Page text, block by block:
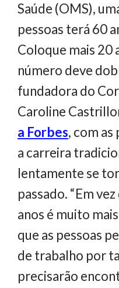
Saúde (OMS),
pessoas terá 60
Coloque mais 20
número deve
fundadora do
Caroline
a Forbes, com as
a carreira
lentamente se
passado. “Em
anos é muito
que as pessoas
de trabalho por
precisarão